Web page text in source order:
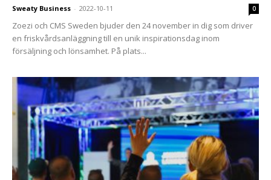
Sweaty Business - 2022-10-11 0
Zoezi och CMS Sweden bjuder den 24 november in dig som driver
en friskvårdsanläggning till en unik inspirationsdag inom
försäljning och lönsamhet. På plats...